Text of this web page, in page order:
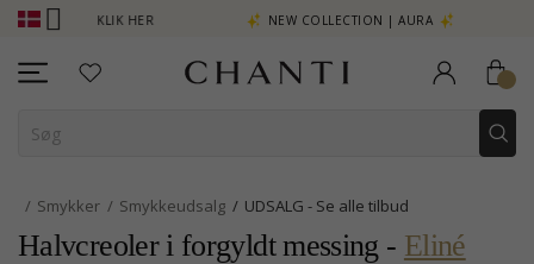
MERE - KLIK HER NEW COLLECTION | AURA
Smykker Smykkeudsalg UDSALG - Se alle tilbud
Halvcreoler i forgyldt messing - Eliné